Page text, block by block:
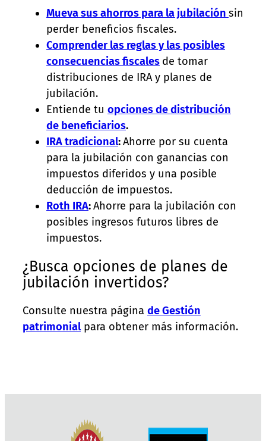
Mueva sus ahorros para la jubilación sin
perder beneficios fiscales.
Comprender las reglas y las posibles
consecuencias fiscales de tomar
distribuciones de IRA y planes de
jubilación.
Entiende tu opciones de distribución
de beneficiarios.
IRA tradicional:Ahorre por su cuenta
para la jubilación con ganancias con
impuestos diferidos y una posible
deducción de impuestos.
Roth IRA:Ahorre para la jubilación con
posibles ingresos futuros libres de
impuestos.
¿Busca opciones de planes de
jubilación invertidos?
Consulte nuestra página de Gestión
patrimonialpara obtener más información.